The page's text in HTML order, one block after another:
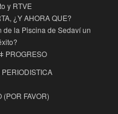
y RTVE
¿Y AHORA QUE?
de la Piscina de Sedaví un
PROGRESO
(POR FAVOR)